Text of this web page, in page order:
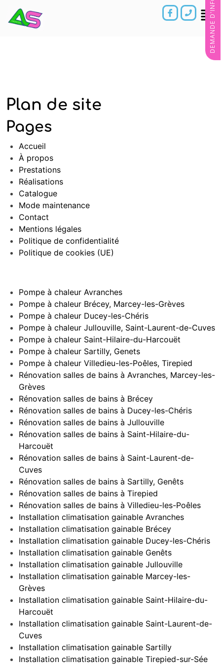
Plan de site
Pages
Accueil
À propos
Prestations
Réalisations
Catalogue
Mode maintenance
Contact
Mentions légales
Politique de confidentialité
Politique de cookies (UE)
Pompe à chaleur Avranches
Pompe à chaleur Brécey, Marcey-les-Grèves
Pompe à chaleur Ducey-les-Chéris
Pompe à chaleur Jullouville, Saint-Laurent-de-Cuves
Pompe à chaleur Saint-Hilaire-du-Harcouët
Pompe à chaleur Sartilly, Genets
Pompe à chaleur Villedieu-les-Poêles, Tirepied
Rénovation salles de bains à Avranches, Marcey-les-
Grèves
Rénovation salles de bains à Brécey
Rénovation salles de bains à Ducey-les-Chéris
Rénovation salles de bains à Jullouville
Rénovation salles de bains à Saint-Hilaire-du-
Harcouët
Rénovation salles de bains à Saint-Laurent-de-
Cuves
Rénovation salles de bains à Sartilly, Genêts
Rénovation salles de bains à Tirepied
Rénovation salles de bains à Villedieu-les-Poêles
Installation climatisation gainable Avranches
Installation climatisation gainable Brécey
Installation climatisation gainable Ducey-les-Chéris
Installation climatisation gainable Genêts
Installation climatisation gainable Jullouville
Installation climatisation gainable Marcey-les-
Grèves
Installation climatisation gainable Saint-Hilaire-du-
Harcouët
Installation climatisation gainable Saint-Laurent-de-
Cuves
Installation climatisation gainable Sartilly
Installation climatisation gainable Tirepied-sur-Sée